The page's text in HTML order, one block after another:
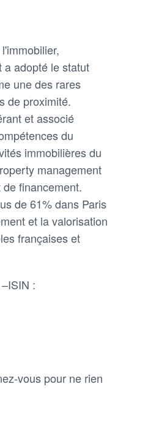
a adopté le statut
une des rares
de proximité.
et associé
du
immobilières du
management
financement.
de 61% dans Paris
et la valorisation
françaises et
:
vous pour ne rien